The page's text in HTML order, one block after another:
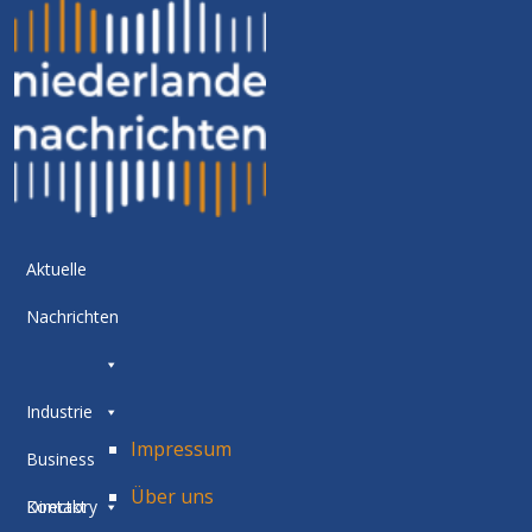
Aktuelle
Nachrichten
Industrie
Business
Directory
Kontakt
Impressum
Über uns